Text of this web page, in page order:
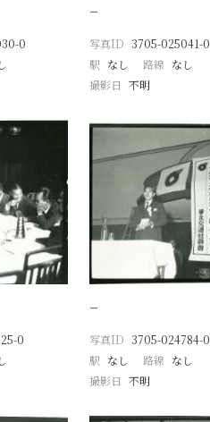
0
−
写真ID 3705-025041-0
駅 なし 路線 なし
撮影日 不明
0
−
写真ID 3705-024784-0
駅 なし 路線 なし
撮影日 不明